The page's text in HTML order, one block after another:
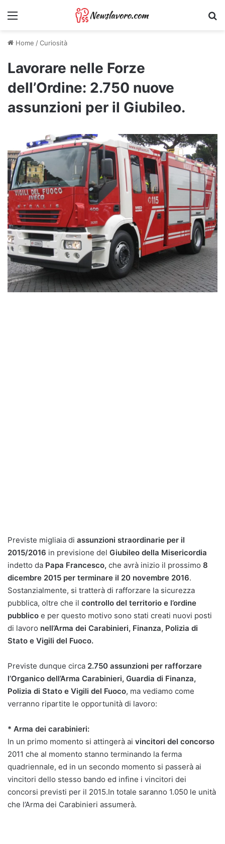
Menu
Home /Curiosità
Lavorare nelle Forze
dell’Ordine: 2.750 nuove
assunzioni per il Giubileo.
Previste migliaia di assunzioni straordinarie per il
2015/2016 in previsione del Giubileo della Misericordia
indetto da Papa Francesco, che avrà inizio il prossimo 8
dicembre 2015 per terminare il 20 novembre 2016.
Sostanzialmente, si tratterà di rafforzare la sicurezza
pubblica, oltre che il controllo del territorio e l’ordine
pubblico e per questo motivo sono stati creati nuovi posti
di lavoro nell’Arma dei Carabinieri, Finanza, Polizia di
Stato e Vigili del Fuoco.
Previste dunque circa 2.750 assunzioni per rafforzare
l’Organico dell’Arma Carabinieri, Guardia di Finanza,
Polizia di Stato e Vigili del Fuoco, ma vediamo come
verranno ripartite le opportunità di lavoro:
* Arma dei carabinieri:
In un primo momento si attingerà ai vincitori del concorso
2011 che al momento stanno terminando la ferma
quadriennale, ed in un secondo momento si passerà ai
vincitori dello stesso bando ed infine i vincitori dei
concorsi previsti per il 2015.In totale saranno 1.050 le unità
che l’Arma dei Carabinieri assumerà.